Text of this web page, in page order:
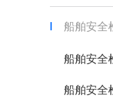
船舶安全
船舶安全
船舶安全